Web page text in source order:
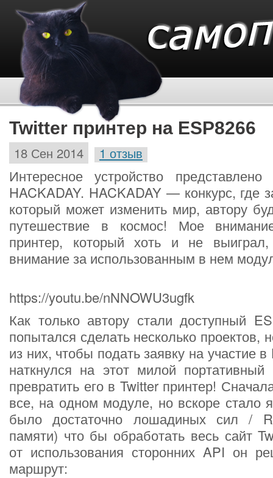
Twitter принтер на ESP8266
18 Сен 2014 1 отзыв
Интересное устройство
HACKADAY. HACKADAY — конкурс, где
который может изменить мир, автору
путешествие в космос! Мое
принтер, который хоть и не
внимание за использованным в нем
https://youtu.be/nNNOWU3ugfk
Как только автору стали доступный
попытался сделать несколько проектов,
из них, чтобы подать заявку на участие
наткнулся на этот милой
превратить его в Twitter принтер!
все, на одном модуле, но вскоре стало
было достаточно лошадиных сил /
памяти) что бы обработать весь сайт
от использования сторонних API он
маршрут: